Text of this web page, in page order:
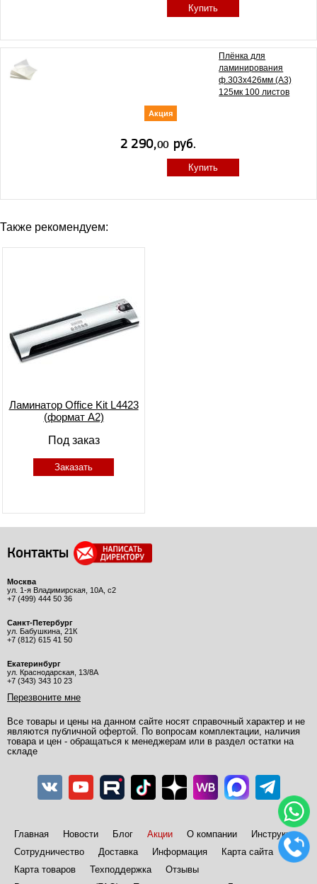
Купить
Плёнка для
ламинирования
ф.303х426мм (А3)
125мк 100 листов
Акция
Купить
Также рекомендуем:
Ламинатор Office Kit L4423
(формат A2)
Под заказ
Заказать
Контакты
Москва
ул. 1-я Владимирская, 10А, с2
+7 (499) 444 50 36
Санкт-Петербург
ул. Бабушкина, 21К
+7 (812) 615 41 50
Екатеринбург
ул. Краснодарская, 13/8А
+7 (343) 343 10 23
Перезвоните мне
Все товары и цены на данном сайте носят справочный характер и не
являются публичной офертой. По вопросам комплектации, наличия
товара и цен - обращаться к менеджерам или в раздел остатки на
складе
Главная Новости Блог Акции О компании
Инструкции
Сотрудничество
Доставка Информация
Карта сайта
Карта товаров
Техподдержка
Отзывы